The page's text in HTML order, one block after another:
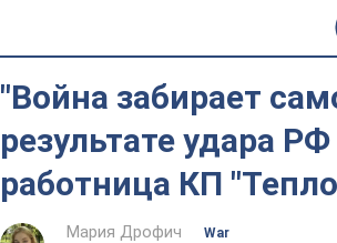
"Война забирает
результате удара
работница КП
Мария Дрофич
War